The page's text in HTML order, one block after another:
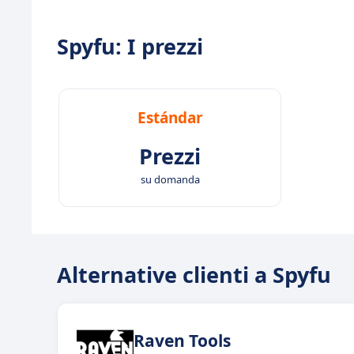
Spyfu: I prezzi
Estándar
Prezzi
su domanda
Alternative clienti a Spyfu
Raven Tools